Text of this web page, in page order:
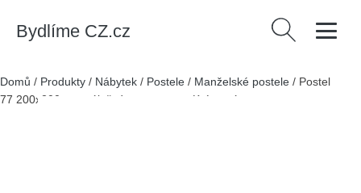
Bydlíme CZ.cz Vyhledávání
Domů / Produkty / Nábytek / Postele / Manželské postele / Postel
77 200x200 cm s úložným prostorem Krémová